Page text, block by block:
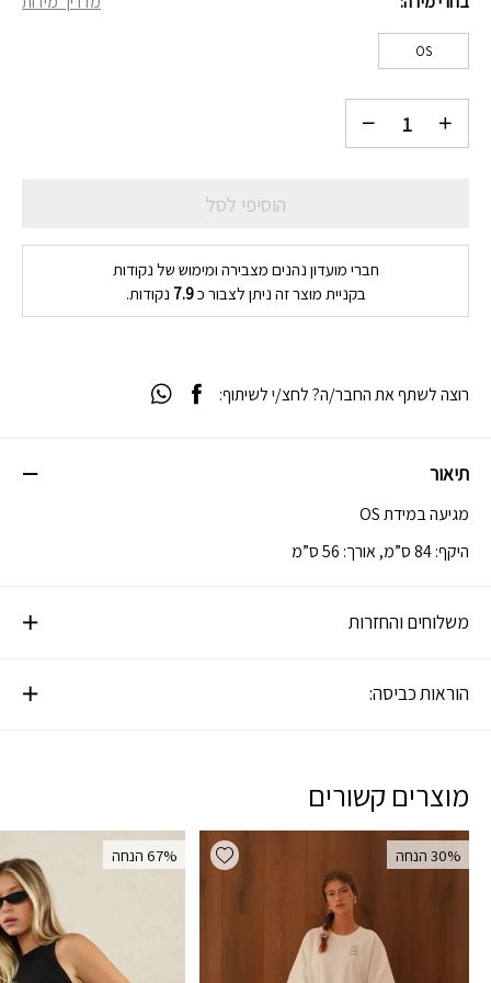
₪189.
OS
הוסיפי לסל
חברי מועדון נהנים מצבירה ומימוש של נקודות
בקניית מוצר זה ניתן לצבור כ7.9 נקודות.
תיאור
מגיעה במידת OS
היקף: 84 ס”מ, אורך: 56 ס”מ
משלוחים והחזרות
הוראות כביסה:
רוצה לשתף את החבר/ה? לחצ/י לשיתוף:
מוצרים קשורים
Add wishlist ‫30% הנחה ‫67% הנחה